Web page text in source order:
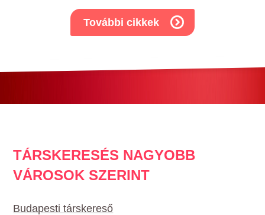
További cikkek
TÁRSKERESÉS NAGYOBB
VÁROSOK SZERINT
Budapesti társkereső